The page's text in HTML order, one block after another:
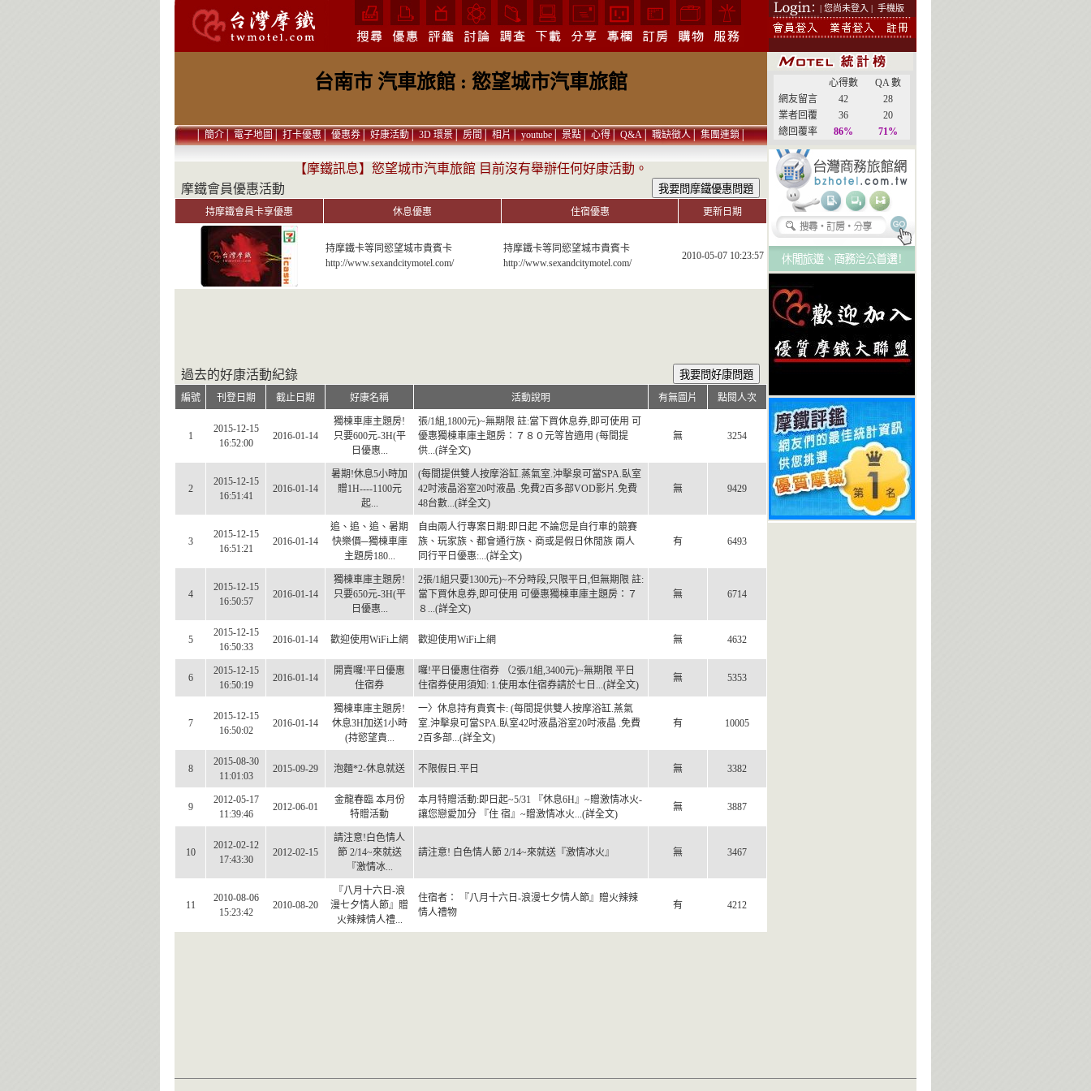
| 您尚未登入 | 手機版
台南市 汽車旅館 : 慾望城市汽車旅館 心得數
QA 數
網友留言
42
28
業者回覆
36
20
總回覆率
86% 71%
│簡介│電子地圖│打卡優惠│優惠券│好康活動│3D 環景│房間│相片│youtube│景點│心得│Q&A│職缺徵人│集團連鎖│
【摩鐵訊息】慾望城市汽車旅館 目前沒有舉辦任何好康活動。
摩鐵會員優惠活動
持摩鐵會員卡享優惠 休息優惠 住宿優惠 更新日期
持摩鐵卡等同慾望城市貴賓卡
http://www.sexandcitymotel.com/
持摩鐵卡等同慾望城市貴賓卡
http://www.sexandcitymotel.com/
2010-05-07 10:23:57
過去的好康活動紀錄
編號 刊登日期 截止日期 好康名稱 活動說明 有無圖片 點閱人次
1
2015-12-15
16:52:00
2016-01-14
獨棟車庫主題房!
只要600元-3H(平
日優惠...
張/1組,1800元)~無期限 註:當下買休息券,即可使用 可
優惠獨棟車庫主題房：７８０元等皆適用 (每間提
供...(詳全文)
無 3254
2
2015-12-15
16:51:41
2016-01-14
暑期!休息5小時加
贈1H----1100元
起...
(每間提供雙人按摩浴缸.蒸氣室.沖擊泉可當SPA.臥室
42吋液晶浴室20吋液晶 .免費2百多部VOD影片.免費
48台數...(詳全文)
無 9429
3
2015-12-15
16:51:21
2016-01-14
追、追、追、暑期
快樂價─獨棟車庫
主題房180...
自由兩人行專案日期:即日起 不論您是自行車的競賽
族、玩家族、都會通行族、商或是假日休閒族 兩人
同行平日優惠:...(詳全文)
有 6493
4
2015-12-15
16:50:57
2016-01-14
獨棟車庫主題房!
只要650元-3H(平
日優惠...
2張/1組只要1300元)~不分時段,只限平日,但無期限 註:
當下買休息券,即可使用 可優惠獨棟車庫主題房：７
８...(詳全文)
無 6714
5
2015-12-15
16:50:33
2016-01-14 歡迎使用WiFi上網 歡迎使用WiFi上網 無 4632
6
2015-12-15
16:50:19
2016-01-14
開賣囉!平日優惠
住宿券
囉!平日優惠住宿券 （2張/1組,3400元)~無期限 平日
住宿券使用須知: 1.使用本住宿券請於七日...(詳全文)
無 5353
7
2015-12-15
16:50:02
2016-01-14
獨棟車庫主題房!
休息3H加送1小時
(持慾望貴...
一〉休息持有貴賓卡: (每間提供雙人按摩浴缸.蒸氣
室.沖擊泉可當SPA.臥室42吋液晶浴室20吋液晶 .免費
2百多部...(詳全文)
有 10005
8
2015-08-30
11:01:03
2015-09-29 泡麵*2-休息就送 不限假日.平日 無 3382
9
2012-05-17
11:39:46
2012-06-01
金龍春臨 本月份
特贈活動
本月特贈活動:即日起~5/31 『休息6H』~贈激情冰火-
讓您戀愛加分 『住 宿』~贈激情冰火...(詳全文)
無 3887
10
2012-02-12
17:43:30
2012-02-15
請注意!白色情人
節 2/14~來就送
『激情冰...
請注意! 白色情人節 2/14~來就送『激情冰火』 無 3467
11
2010-08-06
15:23:42
2010-08-20
『八月十六日-浪
漫七夕情人節』贈
火辣辣情人禮...
住宿者： 『八月十六日-浪漫七夕情人節』贈火辣辣
情人禮物
有 4212